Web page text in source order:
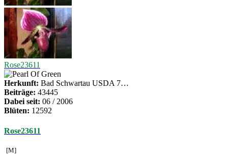
Rose23611
Herkunft: Bad Schwartau USDA 7…
Beiträge: 43445
Dabei seit: 06 / 2006
Blüten: 12592
Rose23611
[M]